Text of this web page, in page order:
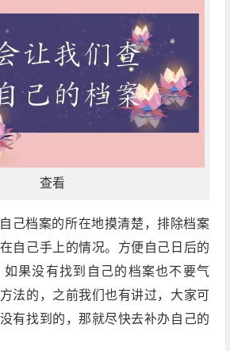
查看
己档案的所在地摸清楚，排除档案
自己手上的情况。方便自己日后的
果没有找到自己的档案也不要气
法的，之前我们也有讲过，大家可
有找到的，那就尽快去补办自己的